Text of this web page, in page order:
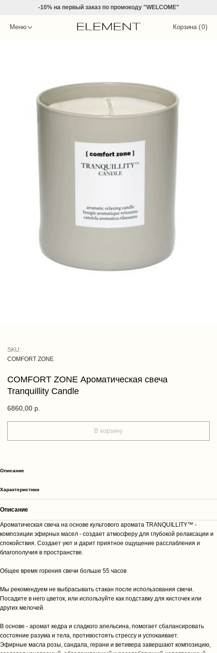
-10% напервый заказ по промокоду "WELCOME"
Корзина (
Меню )
0
COMFORT ZONE Ароматическая свеча
Tranquillity Candle
COMFORT ZONE
SKU:
6860,00 р.
В корзину
Описание
Характеристики
Описание
Ароматическая свеча на основе культового аромата TRANQUILLITY™ -
композиции эфирных масел - создает атмосферу для глубокой релаксации и
спокойствия. Создает уют и дарит приятное ощущение расслабления и
благополучия в пространстве.
Общее время горения свечи больше 55 часов
Мы рекомендуем не выбрасывать стакан после использования свечи.
Посадите в него цветок, или используйте как подставку для кисточек или
других мелочей.
В основе - аромат кедра и сладкого апельсина, помогает сбалансировать
состояние разума и тела, противостоять стрессу и успокаивает.
Эфирные масла розы, сандала, герани и ветивера завершают композицию,